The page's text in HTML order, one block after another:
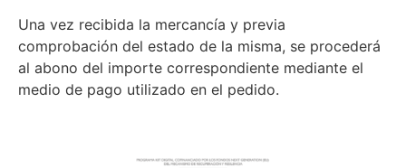
Una vez recibida la mercancía y previa
comprobación del estado de la misma, se procederá
al abono del importe correspondiente mediante el
medio de pago utilizado en el pedido.